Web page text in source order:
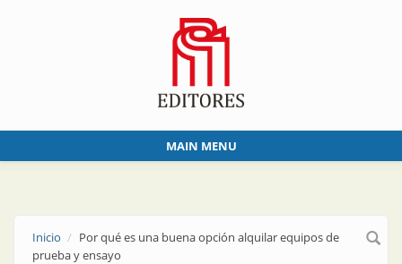
MAIN MENU
Inicio
Por qué es una buena opción alquilar equipos de
prueba y ensayo